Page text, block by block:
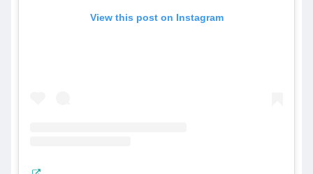
View this post on Instagram